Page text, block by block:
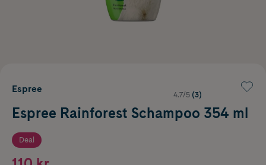
Espree
4.7/5 (3)
Espree Rainforest Schampoo 354 ml
Deal